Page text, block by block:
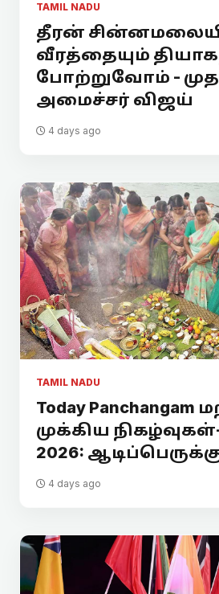
TAMIL NADU
தீரன்
வீரத்தையும்
போற்றுவோம் -
அமைச்சர் விஜய்
4 days ago
TAMIL NADU
Today Panchangam
முக்கிய
2026:
4 days ago